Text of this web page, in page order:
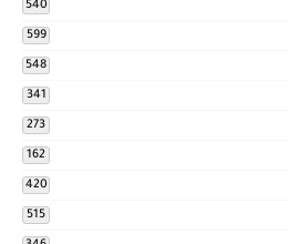
540
599
548
341
273
162
420
515